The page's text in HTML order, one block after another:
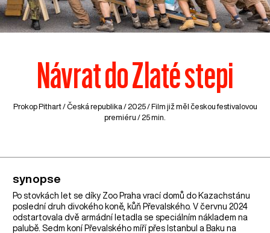
Návrat do Zlaté stepi
Prokop Pithart /Česká republika / 2025 / Film již měl českou festivalovou
premiéru / 25 min.
synopse
Po stovkách let se díky Zoo Praha vrací domů do Kazachstánu
poslední druh divokého koně, kůň Převalského. V červnu 2024
odstartovala dvě armádní letadla se speciálním nákladem na
palubě. Sedm koní Převalského míří přes Istanbul a Baku na